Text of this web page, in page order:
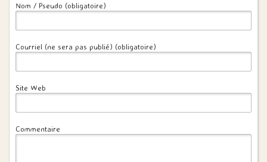
Nom / Pseudo (obligatoire)
Courriel (ne sera pas publié) (obligatoire)
Site Web
Commentaire